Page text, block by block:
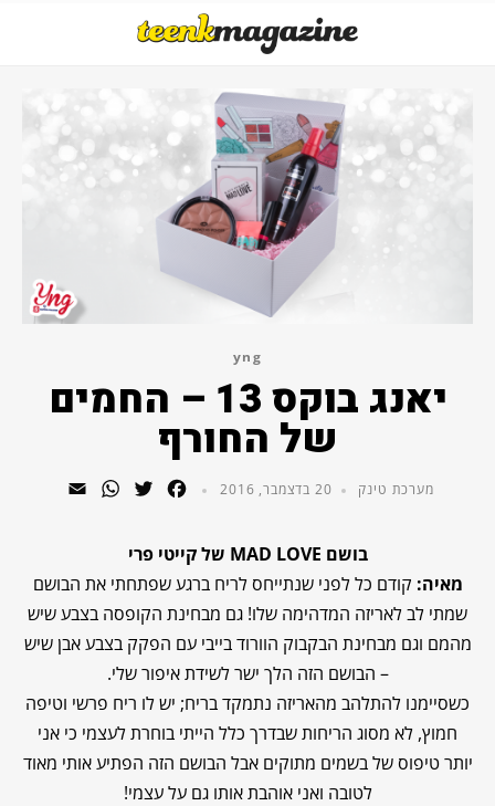
yng
יאנג בוקס 13 – החמים
של החורף
מערכת טינק 20 בדצמבר, 2016 Facebook
Twitter
WhatsApp
בושם MAD LOVE של קייטי פרי
מאיה: קודם כל לפני שנתייחס לריח ברגע שפתחתי את הבושם
שמתי לב לאריזה המדהימה שלו! גם מבחינת הקופסה בצבע שיש
מהמם וגם מבחינת הבקבוק הוורוד בייבי עם הפקק בצבע אבן שיש
– הבושם הזה הלך ישר לשידת איפור שלי.
כשסיימנו להתלהב מהאריזה נתמקד בריח; יש לו ריח פרשי וטיפה
חמוץ, לא מסוג הריחות שבדרך כלל הייתי בוחרת לעצמי כי אני
יותר טיפוס של בשמים מתוקים אבל הבושם הזה הפתיע אותי מאוד
לטובה ואני אוהבת אותו גם על עצמי!